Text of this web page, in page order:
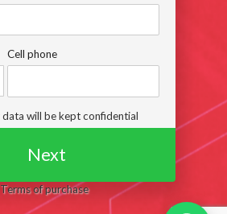
Cell phone
data will be kept confidential
Next
Terms of purchase